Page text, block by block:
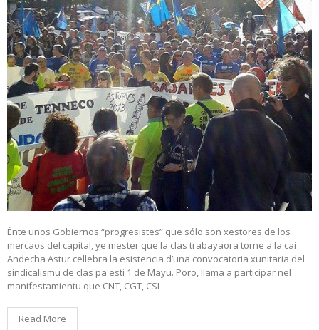
Énte unos Gobiernos “progresistes” que sólo son xestores de los
mercaos del capital, ye mester que la clas trabayaora torne a la cai
Andecha Astur cellebra la esistencia d’una convocatoria xunitaria del
sindicalismu de clas pa esti 1 de Mayu. Poro, llama a participar nel
manifestamientu que CNT, CGT, CSI
Read More